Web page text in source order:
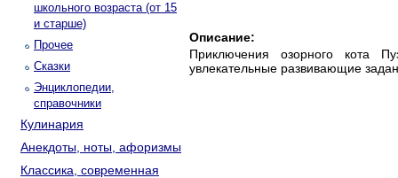
школьного возраста (от 15
и старше)
Прочее
Сказки
Энциклопедии,
справочники
Кулинария
Анекдоты, ноты, афоризмы
Классика, современная
Описание:
Приключения озорного кота
увлекательные развивающие